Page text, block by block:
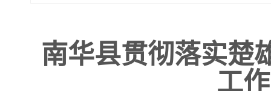
南华县贯彻落实楚
工